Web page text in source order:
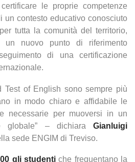
le proprie competenze
un contesto educativo conosciuto
tutta la comunità del territorio,
nuovo punto di riferimento
di una certificazione
Test of English sono sempre più
in modo chiaro e affidabile le
necessarie per muoversi in un
globale” – dichiara Gianluigi
sede ENGIM di Treviso.
gli studenti che frequentano la